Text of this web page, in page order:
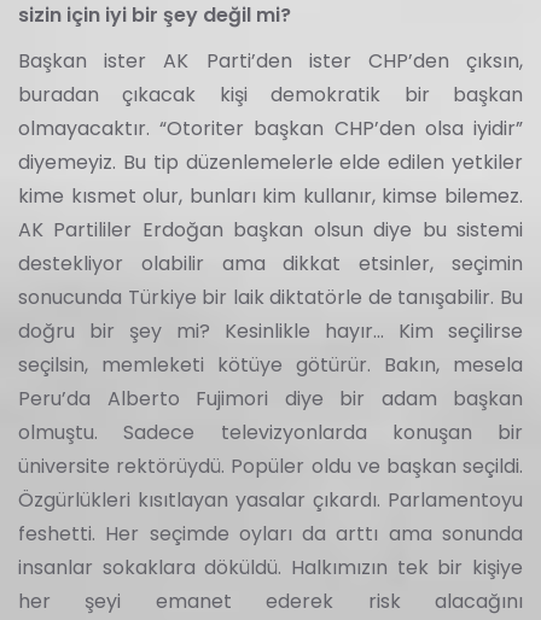
sizin için iyi bir şey değil mi?
Başkan ister AK Parti’den ister CHP’den çıksın,
buradan çıkacak kişi demokratik bir başkan
olmayacaktır. “Otoriter başkan CHP’den olsa iyidir”
diyemeyiz. Bu tip düzenlemelerle elde edilen yetkiler
kime kısmet olur, bunları kim kullanır, kimse bilemez.
AK Partililer Erdoğan başkan olsun diye bu sistemi
destekliyor olabilir ama dikkat etsinler, seçimin
sonucunda Türkiye bir laik diktatörle de tanışabilir. Bu
doğru bir şey mi? Kesinlikle hayır... Kim seçilirse
seçilsin, memleketi kötüye götürür. Bakın, mesela
Peru’da Alberto Fujimori diye bir adam başkan
olmuştu. Sadece televizyonlarda konuşan bir
üniversite rektörüydü. Popüler oldu ve başkan seçildi.
Özgürlükleri kısıtlayan yasalar çıkardı. Parlamentoyu
feshetti. Her seçimde oyları da arttı ama sonunda
insanlar sokaklara döküldü. Halkımızın tek bir kişiye
her şeyi emanet ederek risk alacağını